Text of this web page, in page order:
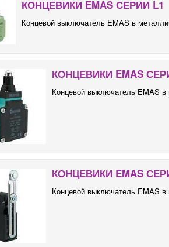
КОНЦЕВИКИ EMAS СЕРИИ L1
Концевой выключатель EMAS в
КОНЦЕВИКИ EMAS
Концевой выключатель EMAS в
КОНЦЕВИКИ EMAS
Концевой выключатель EMAS в